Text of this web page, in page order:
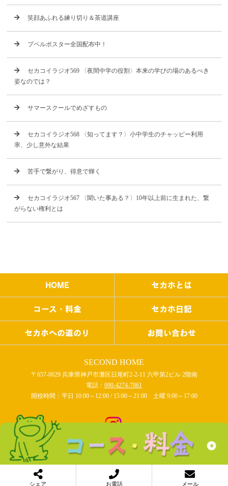
笑顔あふれる練り切り＆茶道講座
プペルポスター全国配布中！
セカコイラジオ569 〈夜間中学の役割〉本来の学びの場のあるべき
姿なのでは？
サマースクールでめざすもの
セカコイラジオ568 〈知ってます？〉小中学生のチャッピー利用
率、少し意外な結果
苦手で繋がり、得意で輝く
セカコイラジオ567 〈聞いた事ある？〉10年以上前に生まれた、繋
がらない権利とは
HOME セカホとは
コース・料金 セカホ日記
セカホへの道のり お問い合わせ
SECOND HOME
〒657-0029 兵庫県神戸市灘区日尾町2-2-11 六甲第2ビル 2階南
電話： 090-4274-7861
開校時間：平日 10:00～12:00 / 15:00～21:00 土曜 9:00～17:00
COPYRIGHT © SECOND HOME All rights reserved.
シェア お電話 メール